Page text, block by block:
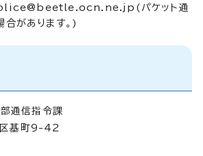
(パケット通
があります。)
通信指令課
基町9-42